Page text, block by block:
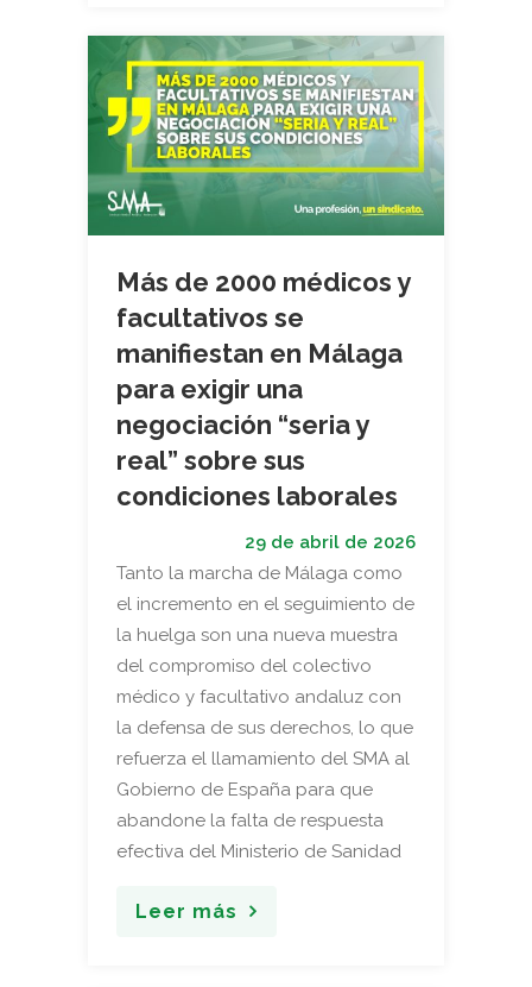
Más de 2000 médicos y
facultativos se
manifiestan en Málaga
para exigir una
negociación “seria y
real” sobre sus
condiciones laborales
29 de abril de 2026
Tanto la marcha de Málaga como
el incremento en el seguimiento de
la huelga son una nueva muestra
del compromiso del colectivo
médico y facultativo andaluz con
la defensa de sus derechos, lo que
refuerza el llamamiento del SMA al
Gobierno de España para que
abandone la falta de respuesta
efectiva del Ministerio de Sanidad
Leer más